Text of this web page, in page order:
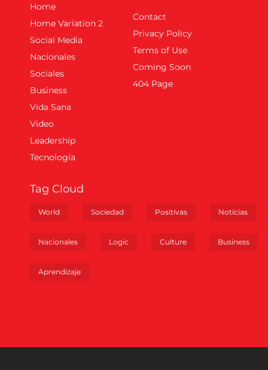
Home
Home Variation 2
Social Media
Nacionales
Sociales
Business
Vida Sana
Video
Leadership
Tecnología
Contact
Privacy Policy
Terms of Use
Coming Soon
404 Page
Tag Cloud
World Sociedad Positivas Noticias
Nacionales Logic Culture Business
Aprendizaje